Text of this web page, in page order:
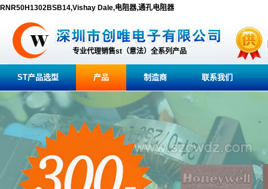
RNR50H1302BSB14,Vishay Dale,电阻器,通孔电阻器
专业代理销售st（意法）全系列产品
ST产品选型 产品 制造商 联系我们